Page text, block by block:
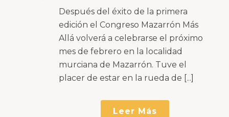
Después del éxito de la primera
edición el Congreso Mazarrón Más
Allá volverá a celebrarse el próximo
mes de febrero en la localidad
murciana de Mazarrón. Tuve el
placer de estar en la rueda de [...]
Leer Más